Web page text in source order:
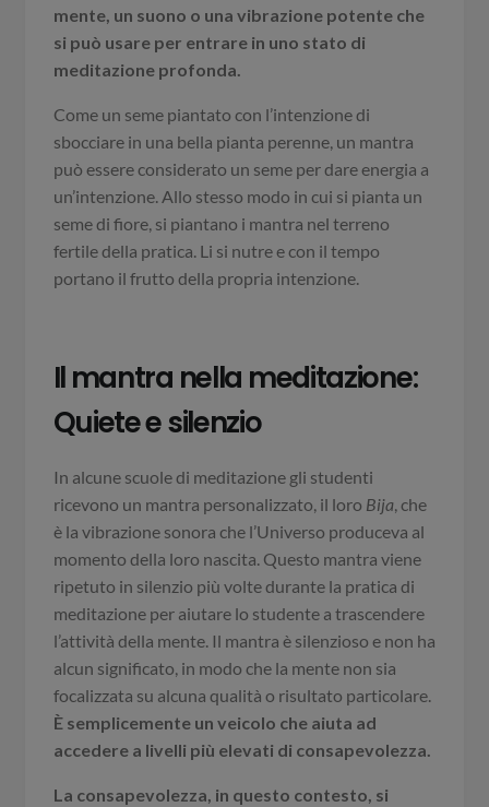
mente, un suono o una vibrazione potente che
si può usare per entrare in uno stato di
meditazione profonda.
Come un seme piantato con l’intenzione di
sbocciare in una bella pianta perenne, un mantra
può essere considerato un seme per dare energia a
un’intenzione. Allo stesso modo in cui si pianta un
seme di fiore, si piantano i mantra nel terreno
fertile della pratica. Li si nutre e con il tempo
portano il frutto della propria intenzione.
Il mantra nella meditazione:
Quiete e silenzio
In alcune scuole di meditazione gli studenti
ricevono un mantra personalizzato, il loro Bija, che
è la vibrazione sonora che l’Universo produceva al
momento della loro nascita. Questo mantra viene
ripetuto in silenzio più volte durante la pratica di
meditazione per aiutare lo studente a trascendere
l’attività della mente. Il mantra è silenzioso e non ha
alcun significato, in modo che la mente non sia
focalizzata su alcuna qualità o risultato particolare.
È semplicemente un veicolo che aiuta ad
accedere a livelli più elevati di consapevolezza.
La consapevolezza, in questo contesto, si